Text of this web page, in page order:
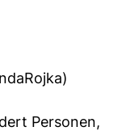
Personen,